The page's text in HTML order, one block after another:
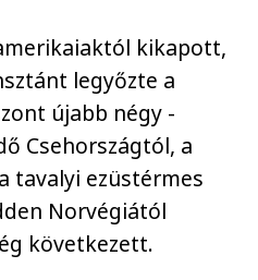
kikapott,
legyőzte a
újabb négy -
Csehországtól, a
tavalyi ezüstérmes
Norvégiától
következett.